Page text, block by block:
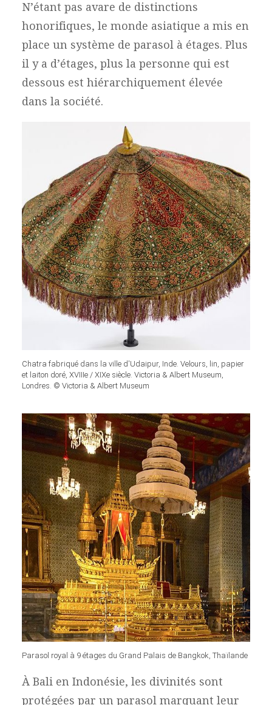
N’étant pas avare de distinctions
honorifiques, le monde asiatique a mis en
place un système de parasol à étages. Plus
il y a d’étages, plus la personne qui est
dessous est hiérarchiquement élevée
dans la société.
Chatra fabriqué dans la ville d'Udaipur, Inde. Velours, lin, papier
et laiton doré, XVIIIe / XIXe siècle. Victoria & Albert Museum,
Londres. © Victoria & Albert Museum
Parasol royal à 9 étages du Grand Palais de Bangkok, Thaïlande
À Bali en Indonésie, les divinités sont
protégées par un parasol marquant leur